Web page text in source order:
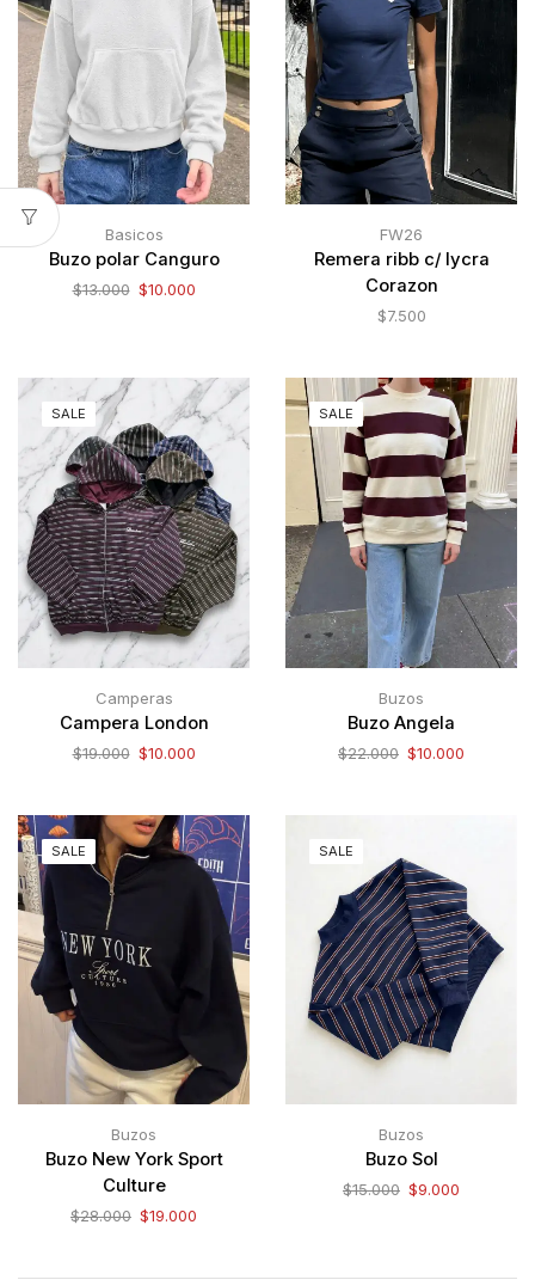
Basicos
Buzo polar Canguro
$13.000 $10.000
FW26
Remera ribb c/ lycra
Corazon
$7.500
SALE
Camperas
Campera London
$19.000 $10.000
SALE
Buzos
Buzo Angela
$22.000 $10.000
SALE
Buzos
Buzo New York Sport
Culture
$28.000 $19.000
SALE
Buzos
Buzo Sol
$15.000 $9.000